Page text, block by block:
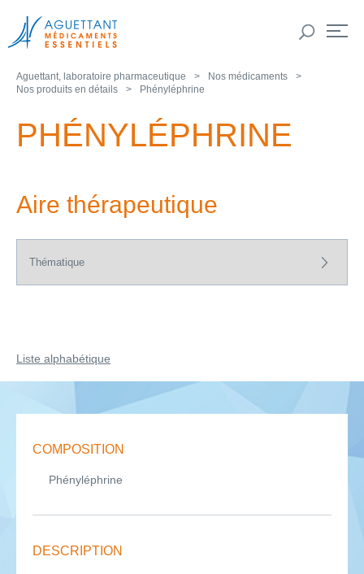
Aguettant, laboratoire pharmaceutique
Nos médicaments
Nos produits en détails
Phényléphrine
PHÉNYLÉPHRINE
Aire thérapeutique
Liste alphabétique
COMPOSITION
Phényléphrine
DESCRIPTION